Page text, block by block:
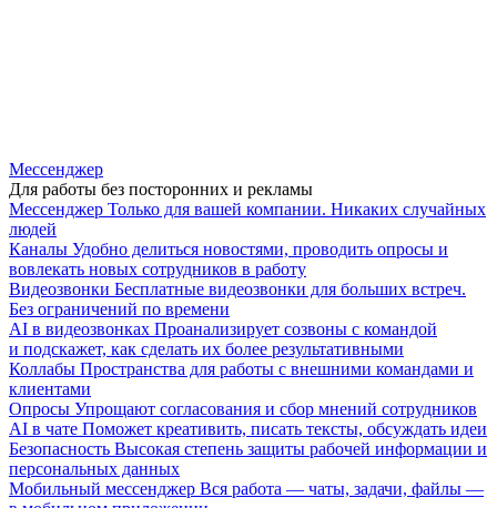
Мессенджер
Для работы без посторонних и рекламы
Мессенджер Только для вашей компании. Никаких случайных
людей
Каналы Удобно делиться новостями, проводить опросы и
вовлекать новых сотрудников в работу
Видеозвонки Бесплатные видеозвонки для больших встреч.
Без ограничений по времени
AI в видеозвонках Проанализирует созвоны с командой
и подскажет, как сделать их более результативными
Коллабы Пространства для работы с внешними командами и
клиентами
Опросы Упрощают согласования и сбор мнений сотрудников
AI в чате Поможет креативить, писать тексты, обсуждать идеи
Безопасность Высокая степень защиты рабочей информации и
персональных данных
Мобильный мессенджер Вся работа — чаты, задачи, файлы —